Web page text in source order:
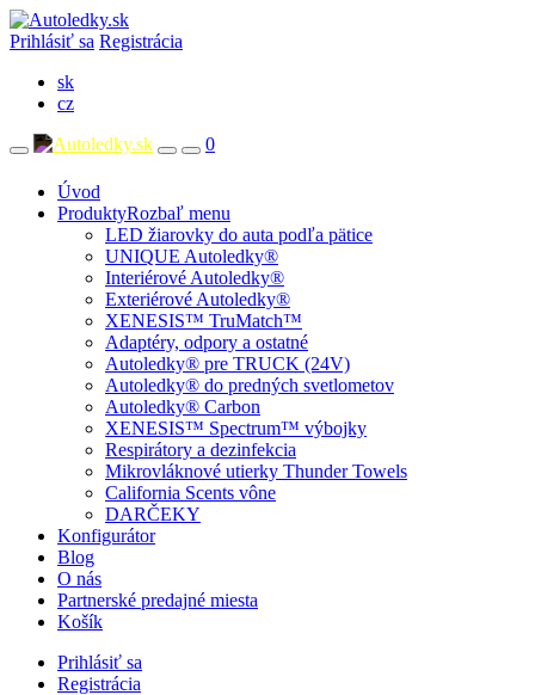
Prihlásiť sa Registrácia
sk
cz
0
Úvod
ProduktyRozbaľ menu
LED žiarovky do auta podľa pätice
UNIQUE Autoledky®
Interiérové Autoledky®
Exteriérové Autoledky®
XENESIS™ TruMatch™
Adaptéry, odpory a ostatné
Autoledky® pre TRUCK (24V)
Autoledky® do predných svetlometov
Autoledky® Carbon
XENESIS™ Spectrum™ výbojky
Respirátory a dezinfekcia
Mikrovláknové utierky Thunder Towels
California Scents vône
DARČEKY
Konfigurátor
Blog
O nás
Partnerské predajné miesta
Košík
Prihlásiť sa
Registrácia